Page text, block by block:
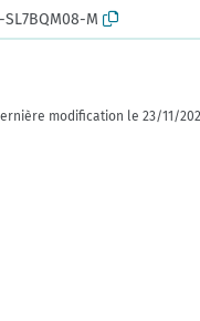
M
modification le 23/11/